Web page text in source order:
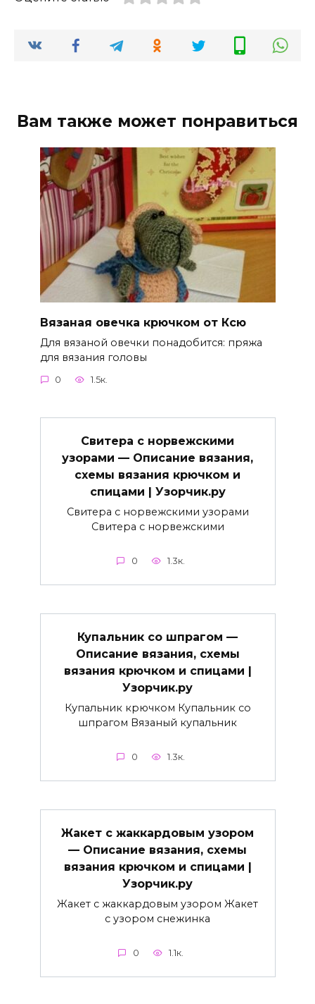
Вам также может понравиться
Вязаная овечка крючком от Ксю
Для вязаной овечки понадобится: пряжа
для вязания головы
0 1.5к.
Свитера с норвежскими
узорами — Описание вязания,
схемы вязания крючком и
спицами | Узорчик.ру
Свитера с норвежскими узорами
Свитера с норвежскими
0 1.3к.
Купальник со шпрагом —
Описание вязания, схемы
вязания крючком и спицами |
Узорчик.ру
Купальник крючком Купальник со
шпрагом Вязаный купальник
0 1.3к.
Жакет с жаккардовым узором
— Описание вязания, схемы
вязания крючком и спицами |
Узорчик.ру
Жакет с жаккардовым узором Жакет
с узором снежинка
0 1.1к.